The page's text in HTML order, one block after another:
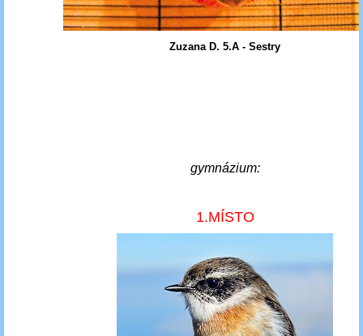
Zuzana D. 5.A - Sestry
gymnázium:
1.MÍSTO